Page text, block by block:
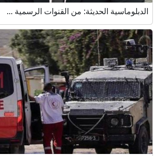
الدبلوماسية الحديثة: من القنوات الرسمية ...